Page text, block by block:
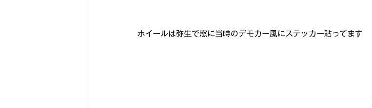
ホイールは弥生で窓に当時のデモカー風にステッカー貼ってます